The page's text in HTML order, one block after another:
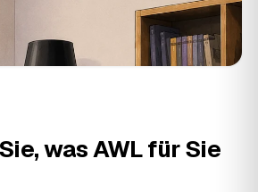
was AWL für Sie